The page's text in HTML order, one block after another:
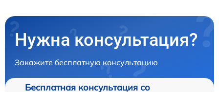
Нужна консультация?
Закажите бесплатную консультацию
Бесплатная консультация со